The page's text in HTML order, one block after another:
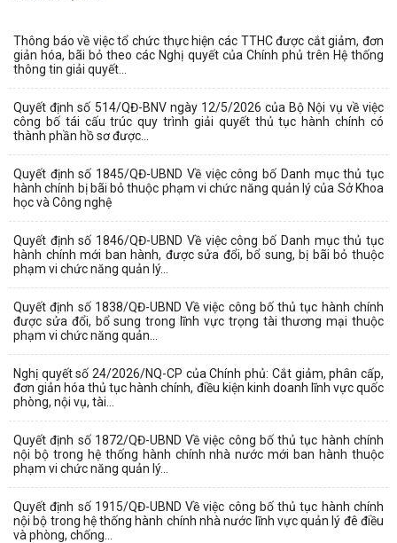
Thông báo về việc tổ chức thực hiện các TTHC được cắt giảm, đơn
giản hóa, bãi bỏ theo các Nghị quyết của Chính phủ trên Hệ thống
thông tin giải quyết...
Quyết định số 514/QĐ-BNV ngày 12/5/2026 của Bộ Nội vụ về việc
công bố tái cấu trúc quy trình giải quyết thủ tục hành chính có
thành phần hồ sơ được...
Quyết định số 1845/QĐ-UBND Về việc công bố Danh mục thủ tục
hành chính bị bãi bỏ thuộc phạm vi chức năng quản lý của Sở Khoa
học và Công nghệ
Quyết định số 1846/QĐ-UBND Về việc công bố Danh mục thủ tục
hành chính mới ban hành, được sửa đổi, bổ sung, bị bãi bỏ thuộc
phạm vi chức năng quản lý...
Quyết định số 1838/QĐ-UBND Về việc công bố thủ tục hành chính
được sửa đổi, bổ sung trong lĩnh vực trọng tài thương mại thuộc
phạm vi chức năng quản...
Nghị quyết số 24/2026/NQ-CP của Chính phủ: Cắt giảm, phân cấp,
đơn giản hóa thủ tục hành chính, điều kiện kinh doanh lĩnh vực quốc
phòng, nội vụ, tài...
Quyết định số 1872/QĐ-UBND Về việc công bố thủ tục hành chính
nội bộ trong hệ thống hành chính nhà nước mới ban hành thuộc
phạm vi chức năng quản lý...
Quyết định số 1915/QĐ-UBND Về việc công bố thủ tục hành chính
nội bộ trong hệ thống hành chính nhà nước lĩnh vực quản lý đê điều
và phòng, chống...